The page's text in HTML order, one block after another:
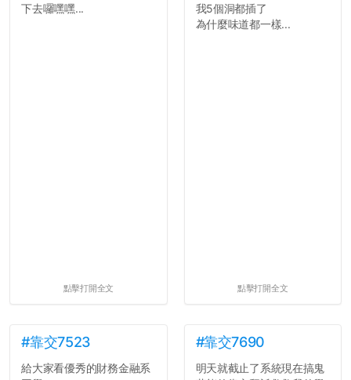
下去囉嘿嘿...
點擊打開全文
我5個洞都插了
為什麼味道都一樣...
點擊打開全文
#靠交7523
給大家看優秀的財務金融系
#靠交7690
明天就截止了系統現在搞鬼